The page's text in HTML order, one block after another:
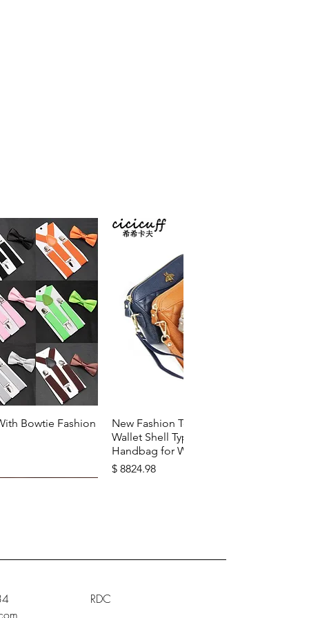
rapideBowtie Fashion
Aperçu rapide
New Fashion Top Layer Cowhide
Wallet Shell Type Soft Zipper
Handbag for Woman
Prix
$ 8824.98
RDC